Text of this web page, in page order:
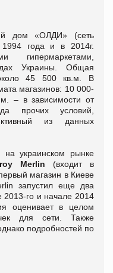
дом «ОЛДИ» (сеть
года и в 2014г.
гипермаркетами,
Украины. Общая
45 500 кв.м. В
магазинов: 10 000-
– в зависимости от
прочих условий,
из данных
украинском рынке
Merlin (входит в
магазин в Киеве
запустил еще два
2013-го и начале 2014
оценивает в целом
для сети. Также
подробностей по